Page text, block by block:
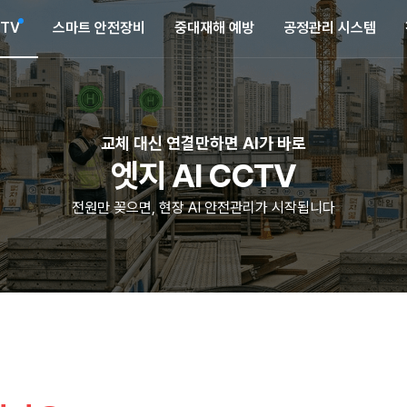
스마트 안전장비 중대재해 예방 공정관리 시스템
교체 대신 연결만하면 AI가 바로
엣지 AI CCTV
전원만 꽂으면, 현장 AI 안전관리가 시작됩니다